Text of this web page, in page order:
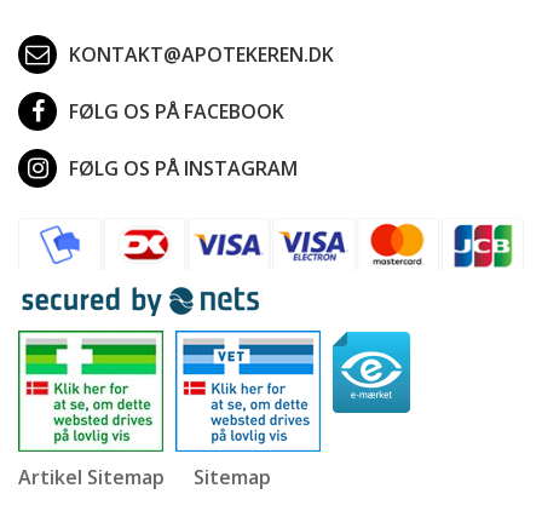
KONTAKT@APOTEKEREN.DK
FØLG OS PÅ FACEBOOK
FØLG OS PÅ INSTAGRAM
Artikel Sitemap Sitemap